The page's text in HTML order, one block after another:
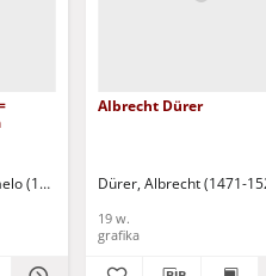
(1483-1520) Rafael (1483-1520)
Albrecht Dürer
Dürer, Albrecht (1471-
19 w.
grafika